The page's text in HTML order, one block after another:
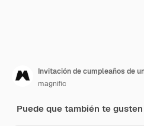
Invitación de cumpleaños de
magnific
Puede que también te